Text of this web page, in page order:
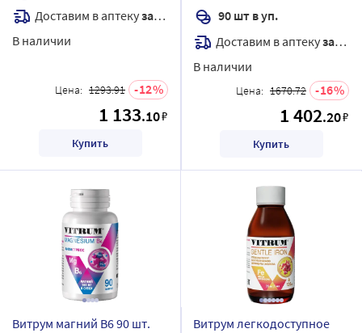
Доставим в аптекузавтра
В наличии
Цена: 1293.91 12
1 133.10₽
Купить
90 шт в уп.
Доставим в аптекузавтра
В наличии
Цена: 1670.72 16
1 402.20₽
Купить
Витрум магний В6 90 шт.
Витрум легкодоступное